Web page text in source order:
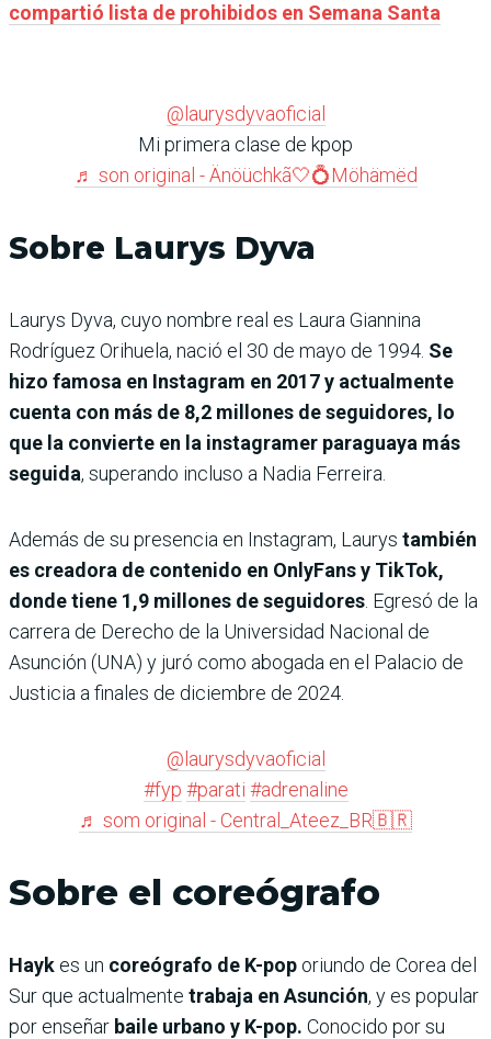
compartió lista de prohibidos en Semana Santa
@laurysdyvaoficial
Mi primera clase de kpop
♬ son original - Änöüchkã🤍💍Möhämëd
Sobre Laurys Dyva
Laurys Dyva, cuyo nombre real es Laura Giannina
Rodríguez Orihuela, nació el 30 de mayo de 1994. Se
hizo famosa en Instagram en 2017 y actualmente
cuenta con más de 8,2 millones de seguidores, lo
que la convierte en la instagramer paraguaya más
seguida, superando incluso a Nadia Ferreira.
Además de su presencia en Instagram, Laurys también
es creadora de contenido en OnlyFans y TikTok,
donde tiene 1,9 millones de seguidores . Egresó de la
carrera de Derecho de la Universidad Nacional de
Asunción (UNA) y juró como abogada en el Palacio de
Justicia a finales de diciembre de 2024.
@laurysdyvaoficial
#fyp #parati #adrenaline
♬ som original - Central_Ateez_BR🇧🇷
Sobre el coreógrafo
Hayk es un coreógrafo de K-pop oriundo de Corea del
Sur que actualmente trabaja en Asunción, y es popular
por enseñar baile urbano y K-pop. Conocido por su